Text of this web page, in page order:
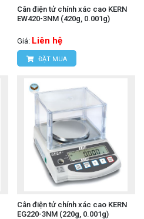
Cân điện tử chính xác cao KERN
EW420-3NM (420g, 0.001g)
Giá: Liên hệ
ĐẶT MUA
Cân điện tử chính xác cao KERN
EG220-3NM (220g, 0.001g)